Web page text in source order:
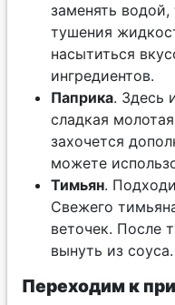
заменять водой,
тушения
насытиться
ингредиентов.
Паприка. Здесь
сладкая
захочется
можете
Тимьян.
Свежего
веточек. После
вынуть из соуса.
Переходим к